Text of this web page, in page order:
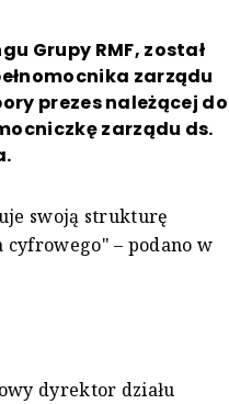
Grupy RMF, został
zarządu
prezes należącej do
zarządu ds.
swoją strukturę
– podano w
dyrektor działu